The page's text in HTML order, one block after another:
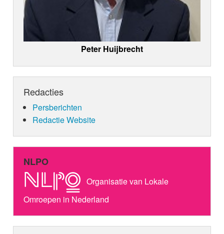
Peter Huijbrecht
Redacties
Persberichten
Redactie Website
NLPO
Organisatie van Lokale
Omroepen in Nederland